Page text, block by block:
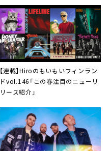
【連載】Hiroのもいもいフィンラン
ドvol.146「この春注目のニューリ
リース紹介」